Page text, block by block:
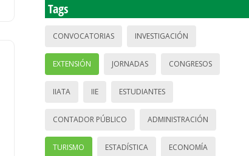
Tags
CONVOCATORIAS INVESTIGACIÓN
EXTENSIÓN JORNADAS CONGRESOS
IIATA IIE ESTUDIANTES
CONTADOR PÚBLICO ADMINISTRACIÓN
TURISMO ESTADÍSTICA ECONOMÍA